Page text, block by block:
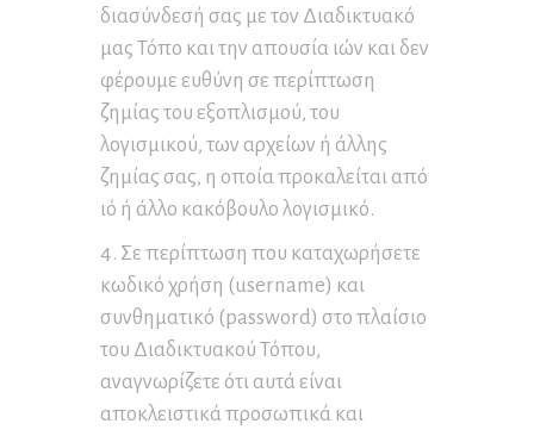
διασύνδεσή σας με τον Διαδικτυακό
μας Τόπο και την απουσία ιών και δεν
φέρουμε ευθύνη σε περίπτωση
ζημίας του εξοπλισμού, του
λογισμικού, των αρχείων ή άλλης
ζημίας σας, η οποία προκαλείται από
ιό ή άλλο κακόβουλο λογισμικό.
4. Σε περίπτωση που καταχωρήσετε
κωδικό χρήση (username) και
συνθηματικό (password) στο πλαίσιο
του Διαδικτυακού Τόπου,
αναγνωρίζετε ότι αυτά είναι
αποκλειστικά προσωπικά και